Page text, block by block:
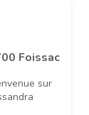
Foissac
sur